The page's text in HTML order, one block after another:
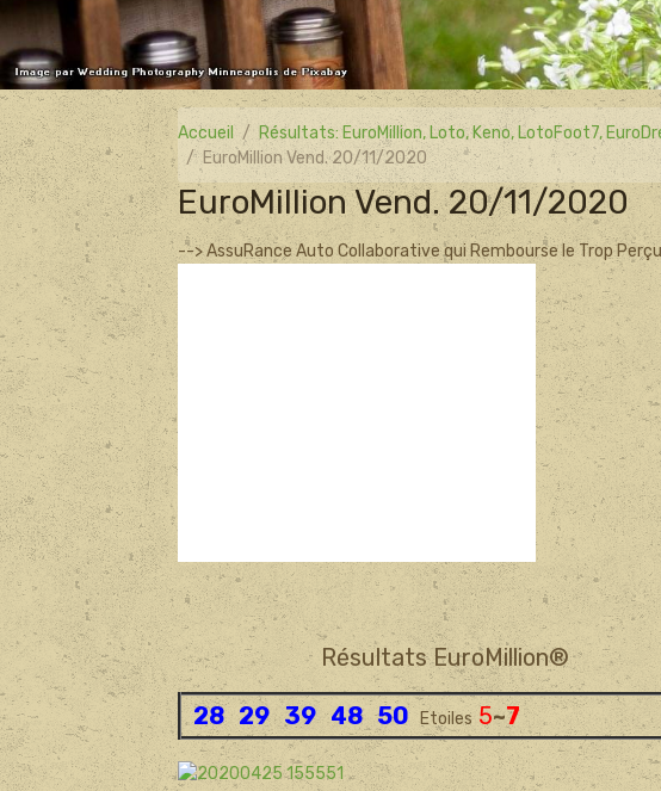
Accueil Résultats: EuroMillion, Loto, Keno, LotoFoot7,
EuroMillion Vend. 20/11/2020
EuroMillion Vend. 20/11/2020
--> AssuRance Auto Collaborative qui Rembourse le Trop
Résultats EuroMillion®
28 29 39 48 50 Etoiles 5~7